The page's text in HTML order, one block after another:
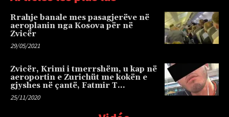
Rrahje banale mes pasagjerëve në
aeroplanin nga Kosova për në
Zvicër
29/05/2021
Zvicër, Krimi i tmerrshëm, u kap në
aeroportin e Zurichüt me kokën e
gjyshes në çantë, Fatmir T…
25/11/2020